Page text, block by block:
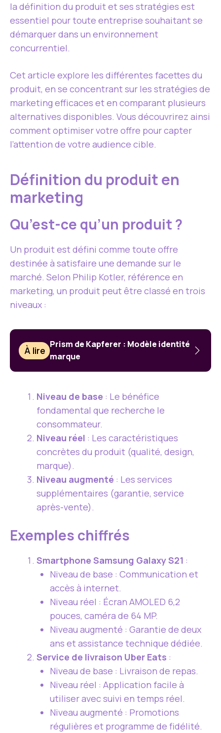
la définition du produit et ses stratégies est
essentiel pour toute entreprise souhaitant se
démarquer dans un environnement
concurrentiel.
Cet article explore les différentes facettes du
produit, en se concentrant sur les stratégies de
marketing efficaces et en comparant plusieurs
alternatives disponibles. Vous découvrirez ainsi
comment optimiser votre offre pour capter
l’attention de votre audience cible.
Définition du produit en
marketing
Qu’est-ce qu’un produit ?
Un produit est défini comme toute offre
destinée à satisfaire une demande sur le
marché. Selon Philip Kotler, référence en
marketing, un produit peut être classé en trois
niveaux :
À lire
Prism de Kapferer : Modèle identité
marque
Niveau de base : Le bénéfice
fondamental que recherche le
consommateur.
Niveau réel : Les caractéristiques
concrètes du produit (qualité, design,
marque).
Niveau augmenté : Les services
supplémentaires (garantie, service
après-vente).
Exemples chiffrés
Smartphone Samsung Galaxy S21 :
Niveau de base : Communication et
accès à internet.
Niveau réel : Écran AMOLED 6,2
pouces, caméra de 64 MP.
Niveau augmenté : Garantie de deux
ans et assistance technique dédiée.
Service de livraison Uber Eats :
Niveau de base : Livraison de repas.
Niveau réel : Application facile à
utiliser avec suivi en temps réel.
Niveau augmenté : Promotions
régulières et programme de fidélité.